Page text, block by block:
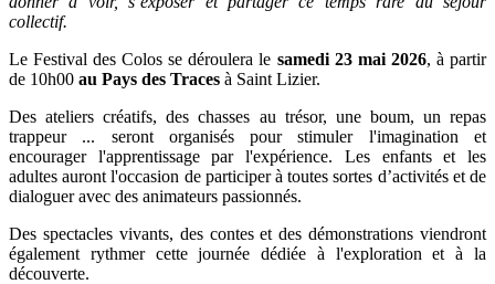
collectif.
Le Festival des Colos se déroulera le samedi 23 mai 2026, à partir
de 10h00 au Pays des Traces à Saint Lizier.
Des ateliers créatifs, des chasses au trésor, une boum, un repas
trappeur ... seront organisés pour stimuler l'imagination et
encourager l'apprentissage par l'expérience. Les enfants et les
adultes auront l'occasion de participer à toutes sortes d’activités et de
dialoguer avec des animateurs passionnés.
Des spectacles vivants, des contes et des démonstrations viendront
également rythmer cette journée dédiée à l'exploration et à la
découverte.